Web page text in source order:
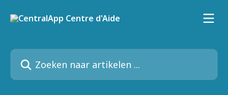
Zoeken naar artikelen ...